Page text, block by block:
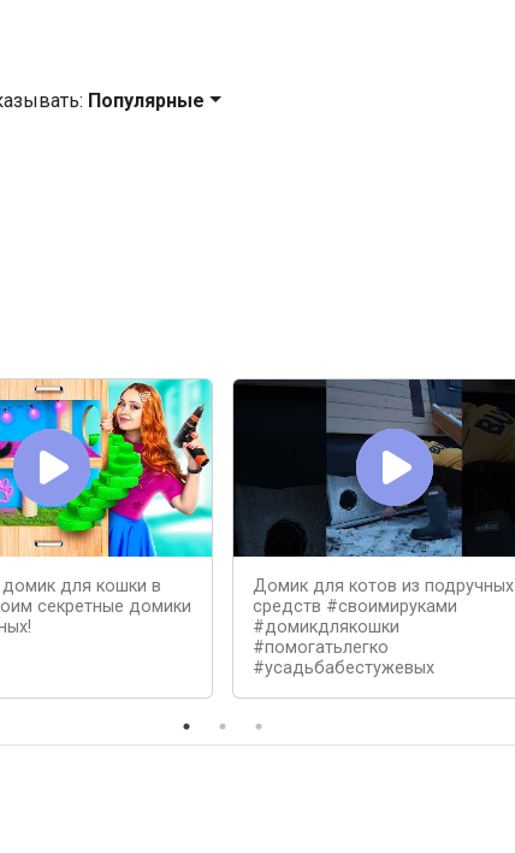
Популярные
для кошки в
секретные домики
Домик для котов из подручных
средств #своимируками
#домикдлякошки
#помогатьлегко
#усадьбабестужевых